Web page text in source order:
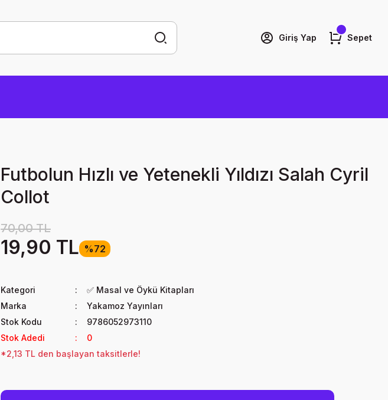
Giriş Yap Sepet
Futbolun Hızlı ve Yetenekli Yıldızı Salah Cyril
Collot
70,00 TL
19,90 TL %72
Kategori
✅ Masal ve Öykü Kitapları
Marka
Yakamoz Yayınları
Stok Kodu
9786052973110
Stok Adedi
0
*2,13 TL den başlayan taksitlerle!